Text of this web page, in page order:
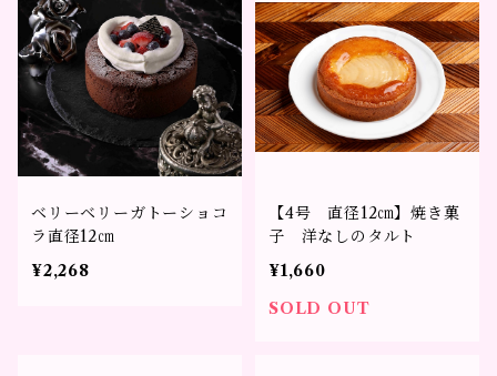
ベリーベリーガトーショコ
ラ直径12㎝
¥2,268
【4号 直径12㎝】焼き菓
子 洋なしのタルト
¥1,660
SOLD OUT